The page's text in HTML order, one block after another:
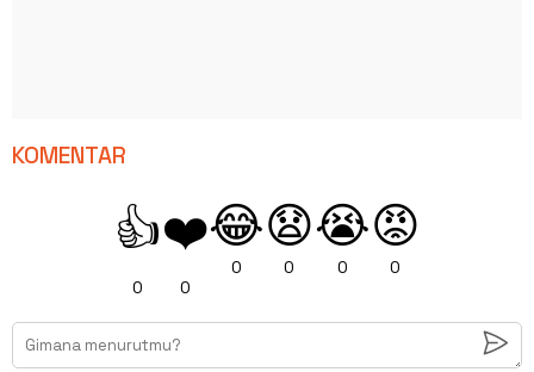
KOMENTAR
👍
0
❤️
0
😂
0
😧
0
😭
0
😡
0